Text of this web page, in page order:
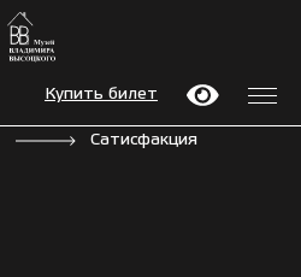
Купить билет
Сатисфакция